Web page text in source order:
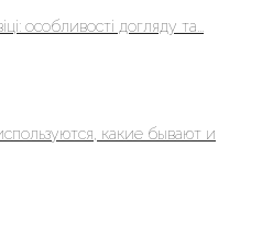
особливості догляду та...
какие бывают и